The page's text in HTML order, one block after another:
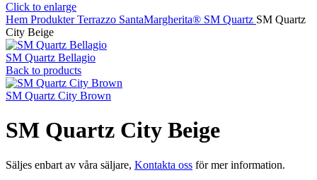
Click to enlarge
Hem ProdukterTerrazzo SantaMargherita® SM Quartz SM Quartz
City Beige
SM Quartz Bellagio
Back to products
SM Quartz City Brown
SM Quartz City Beige
Säljes enbart av våra säljare, Kontakta oss för mer information.